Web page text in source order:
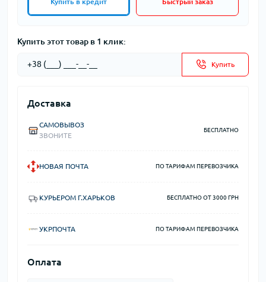
Купить в кредит Быстрый заказ
Купить этот товар в 1 клик:
Купить
Доставка
САМОВЫВОЗ
ЗВОНИТЕ
БЕСПЛАТНО
НОВАЯ ПОЧТА ПО ТАРИФАМ ПЕРЕВОЗЧИКА
КУРЬЕРОМ Г.ХАРЬКОВ БЕСПЛАТНО ОТ 3000 ГРН
УКРПОЧТА ПО ТАРИФАМ ПЕРЕВОЗЧИКА
Оплата